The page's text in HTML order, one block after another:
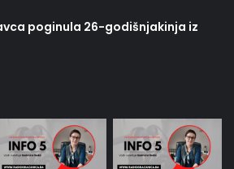
poginula 26-godišnjakinja iz